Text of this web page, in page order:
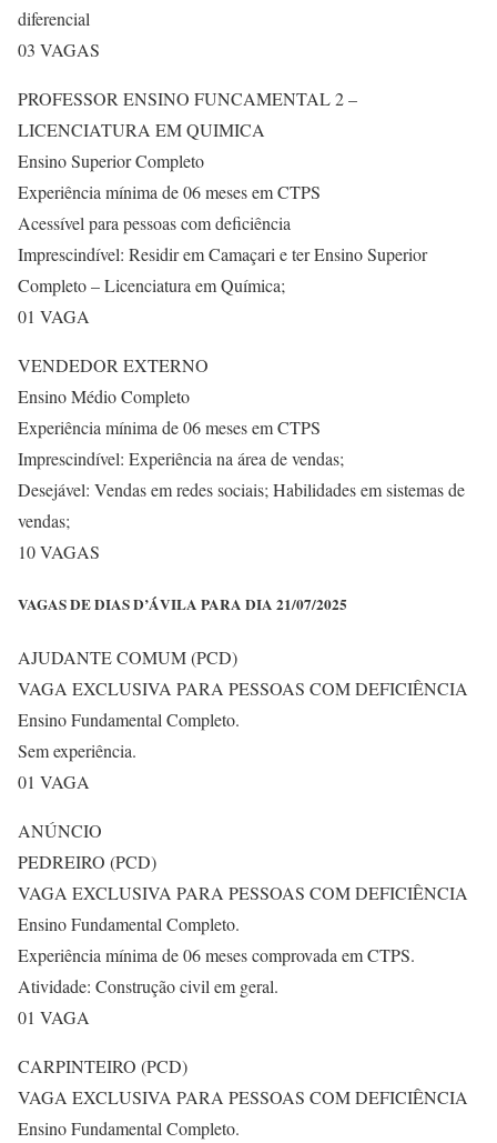
diferencial
03 VAGAS
PROFESSOR ENSINO FUNCAMENTAL 2 –
LICENCIATURA EM QUIMICA
Ensino Superior Completo
Experiência mínima de 06 meses em CTPS
Acessível para pessoas com deficiência
Imprescindível: Residir em Camaçari e ter Ensino Superior
Completo – Licenciatura em Química;
01 VAGA
VENDEDOR EXTERNO
Ensino Médio Completo
Experiência mínima de 06 meses em CTPS
Imprescindível: Experiência na área de vendas;
Desejável: Vendas em redes sociais; Habilidades em sistemas de
vendas;
10 VAGAS
VAGAS DE DIAS D’ÁVILA PARA DIA 21/07/2025
AJUDANTE COMUM (PCD)
VAGA EXCLUSIVA PARA PESSOAS COM DEFICIÊNCIA
Ensino Fundamental Completo.
Sem experiência.
01 VAGA
ANÚNCIO
PEDREIRO (PCD)
VAGA EXCLUSIVA PARA PESSOAS COM DEFICIÊNCIA
Ensino Fundamental Completo.
Experiência mínima de 06 meses comprovada em CTPS.
Atividade: Construção civil em geral.
01 VAGA
CARPINTEIRO (PCD)
VAGA EXCLUSIVA PARA PESSOAS COM DEFICIÊNCIA
Ensino Fundamental Completo.